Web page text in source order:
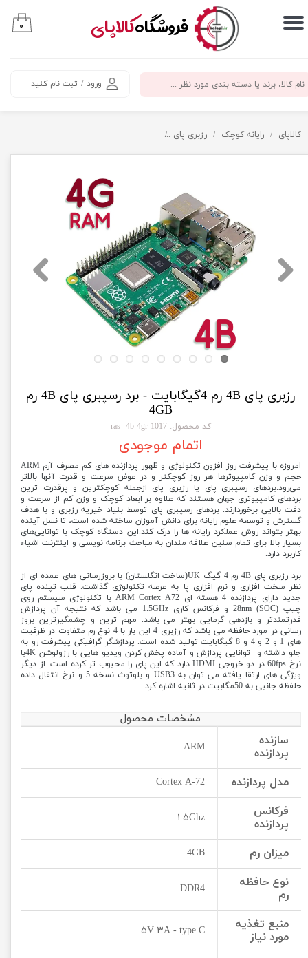
​فروشگاهکالاپای
ورود / ثبت نام کنید
حساب کاربری من
سفارشات
۰
کالاپای رایانه کوچک رزبری پای
رزبری پای 4B رم 4گیگابایت - برد رسپبری پای 4B رم
4GB
کد محصول: 1017-ras--4b-4gr
اتمام موجودی
امروزه با پیشرفت روز افزون تکنولوژی و ظهور پردازنده های کم مصرف آرم ARM
حجم و وزن کامپیوترها هر روز کوچکتر و در عوض سرعت و قدرت آنها بالاتر
می‌رود.بردهای رسپبری پای یا رزبری پای ازجمله کوچکترین و پرقدرت ترین
بردهای کامپیوتری جهان هستند که علاوه بر ابعاد کوچک و وزن کم از سرعت و
دقت بالایی برخوردارند. بردهای رسپبری پای توسط بنیاد خیریه رزبری و با هدف
گسترش و توسعه علوم رایانه برای دانش آموزان ساخته شده است، تا نسل آینده
بهتر بتواند روش عملکرد رایانه ها را درک کند.این دستگاه کوچک با توانایی‌های
بسیار بالا برای تمام سنین علاقه مندان به مباحث برنامه نویسی و اینترنت اشیاء
کاربرد دارد.
برد رزبری پای 4B رم 4 گیگ UK(ساخت انگلستان) با بروزرسانی های عمده ای از
نظر سخت افزاری و نرم افزاری پا به عرصه تکنولوژی گذاشت. قلب تپنده پای
جدید دارای پردازنده 4 هسته ای ARM Cortex A72 با تکنولوژی سیستم روی
چیپ (SOC) 28nm و فرکانس کاری 1.5GHz می باشد که نتیجه آن پردازش
قدرتمندتر و بازدهی گرمایی بهتر می باشد. مهم ترین و چشمگیرترین بروز
رسانی در مورد حافظه می باشد که رزبری 4 این بار با 4 نوع رم متفاوت در ظرفیت
های 1 و 2 و 4 و 8 گیگابایت تولید شده است. پردازشگر گرافیکی پیشرفت رو به
جلو داشته و توانایی پردازش و آماده پخش کردن ویدیو هایی با رزولوشن 4Kبا
نرخ 60fps در دو خروجی HDMI دارد که این پای را محبوب تر کرده است. از دیگر
ویژگی های ارتقا یافته می توان به USB3 و بلوتوث نسخه 5 و نرخ انتقال داده
حلفظه جانبی به 50مگابیت در ثانیه اشاره کرد.
مشخصات محصول
سازنده
پردازنده
ARM
مدل پردازنده Cortex A-72
فرکانس
پردازنده
۱.۵Ghz
میزان رم 4GB
نوع حافظه
رم
DDR4
منبع تغذیه
مورد نیاز
۵V ۳A - type C